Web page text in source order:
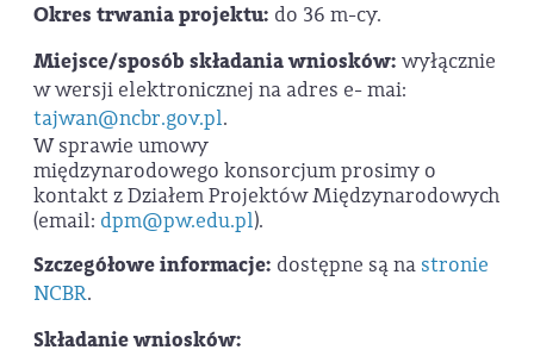
Okres trwania projektu: do 36 m-cy.
Miejsce/sposób składania wniosków: wyłącznie
w wersji elektronicznej na adres e- mai:
tajwan@ncbr.gov.pl.
W sprawie umowy
międzynarodowego konsorcjum prosimy o
kontakt z Działem Projektów Międzynarodowych
(email: dpm@pw.edu.pl).
Szczegółowe informacje: dostępne są na stronie
NCBR.
Składanie wniosków: